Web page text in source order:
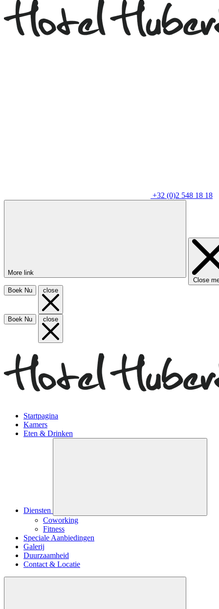
+32 (0)2 548 18 18
More link
Close
Boek Nu
close
Boek Nu close
Startpagina
Kamers
Eten & Drinken
Diensten
Coworking
Fitness
Speciale Aanbiedingen
Galerij
Duurzaamheid
Contact & Locatie